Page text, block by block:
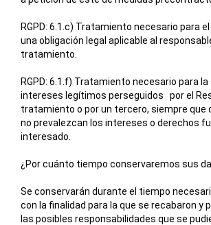
RGPD: 6.1.c) Tratamiento necesario para
una obligación legal aplicable al
tratamiento.
RGPD: 6.1.f) Tratamiento necesario para
intereses legítimos perseguidos por el
tratamiento o por un tercero, siempre que
no prevalezcan los intereses o derechos
interesado.
¿Por cuánto tiempo conservaremos sus
Se conservarán durante el tiempo
con la finalidad para la que se recabaron y
las posibles responsabilidades que se